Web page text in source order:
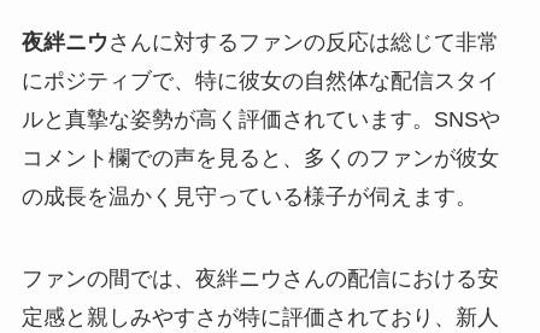
夜絆ニウさんに対するファンの反応は総じて非常
にポジティブで、特に彼女の自然体な配信スタイ
ルと真摯な姿勢が高く評価されています。SNSや
コメント欄での声を見ると、多くのファンが彼女
の成長を温かく見守っている様子が伺えます。
ファンの間では、夜絆ニウさんの配信における安
定感と親しみやすさが特に評価されており、新人